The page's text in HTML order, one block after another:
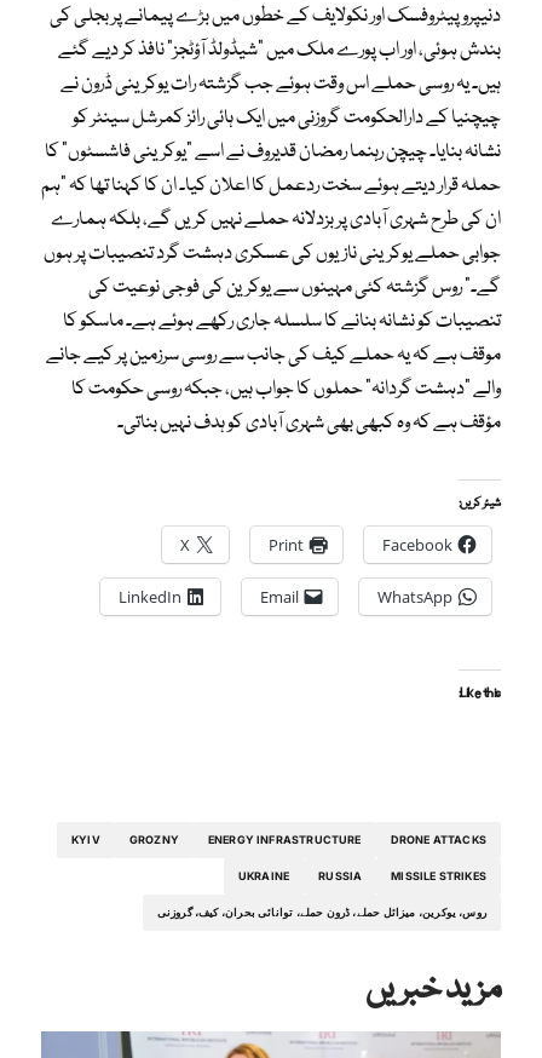
دنیپروپیٹروفسک اور نکولایف کے خطوں میں بڑے پیمانے پر بجلی کی
بندش ہوئی، اور اب پورے ملک میں “شیڈولڈ آؤٹجز” نافذ کر دیے گئے
ہیں۔ یہ روسی حملے اس وقت ہوئے جب گزشتہ رات یوکرینی ڈرون نے
چیچنیا کے دارالحکومت گروزنی میں ایک ہائی رائز کمرشل سینٹر کو
نشانہ بنایا۔ چیچن رہنما رمضان قدیروف نے اسے “یوکرینی فاشسٹوں” کا
حملہ قرار دیتے ہوئے سخت ردعمل کا اعلان کیا۔ ان کا کہنا تھا کہ “ہم
ان کی طرح شہری آبادی پر بزدلانہ حملے نہیں کریں گے، بلکہ ہمارے
جوابی حملے یوکرینی نازیوں کی عسکری دہشت گرد تنصیبات پر ہوں
گے۔” روس گزشتہ کئی مہینوں سے یوکرین کی فوجی نوعیت کی
تنصیبات کو نشانہ بنانے کا سلسلہ جاری رکھے ہوئے ہے۔ ماسکو کا
موقف ہے کہ یہ حملے کیف کی جانب سے روسی سرزمین پر کیے جانے
والے “دہشت گردانہ” حملوں کا جواب ہیں، جبکہ روسی حکومت کا
مؤقف ہے کہ وہ کبھی بھی شہری آبادی کو ہدف نہیں بناتی۔
شیئر کریں:
Facebook
Print
X
WhatsApp
Email
LinkedIn
Like this:
DRONE ATTACKS
ENERGY INFRASTRUCTURE
GROZNY
KYIV
MISSILE STRIKES
RUSSIA
UKRAINE
روس، یوکرین، میزائل حملے، ڈرون حملے، توانائی بحران، کیف، گروزنی
مزید خبریں